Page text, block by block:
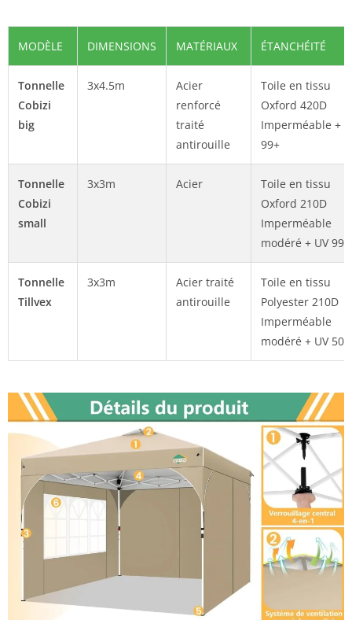
MODÈLE DIMENSIONS MATÉRIAUX ÉTANCHÉITÉ
Tonnelle
Cobizi
big
3x4.5m
Acier
renforcé
traité
antirouille
Toile en tissu
Oxford 420D
Imperméable +
99+
Tonnelle
Cobizi
small
3x3m Acier
Toile en tissu
Oxford 210D
Imperméable
modéré + UV 99+
Tonnelle
Tillvex
3x3m
Acier traité
antirouille
Toile en tissu
Polyester 210D
Imperméable
modéré + UV 50+